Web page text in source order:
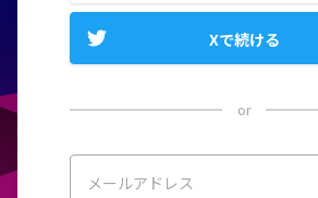
Xで続ける
or
メールアドレス